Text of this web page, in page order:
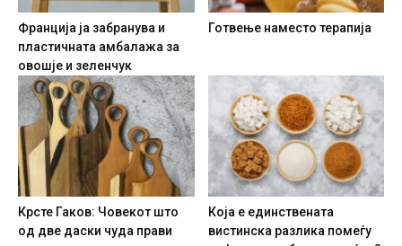
Франција ја забранува и
пластичната амбалажа за
овошје и зеленчук
Готвење наместо терапија
Крсте Гаков: Човекот што
од две даски чуда прави
Која е единствената
вистинска разлика помеѓу